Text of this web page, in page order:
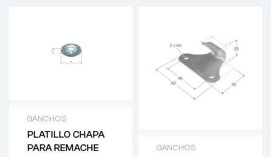
GANCHOS
PLATILLO CHAPA
PARA REMACHE
GANCHOS